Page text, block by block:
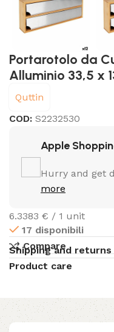
Portarotolo da
Alluminio 33,5 x
Quttin
COD:S2232530
Apple
Hurry and get
more
6.3383 € / 1 unit
17 disponibili
Compare
Shipping and returns
Product care